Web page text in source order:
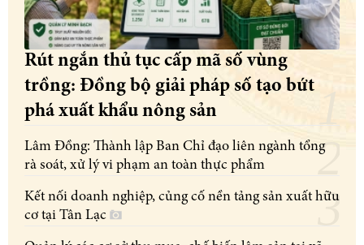
Rút ngắn thủ tục cấp mã số vùng
trồng: Đồng bộ giải pháp số tạo bứt
phá xuất khẩu nông sản
Lâm Đồng: Thành lập Ban Chỉ đạo liên ngành tổng
rà soát, xử lý vi phạm an toàn thực phẩm
Kết nối doanh nghiệp, củng cố nền tảng sản xuất hữu
cơ tại Tân Lạc